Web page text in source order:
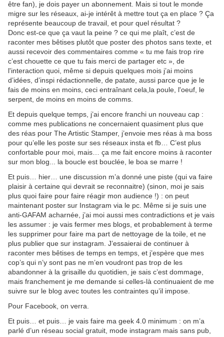
être fan), je dois payer un abonnement. Mais si tout le monde
migre sur les réseaux, ai-je intérêt à mettre tout ça en place ? Ça
représente beaucoup de travail, et pour quel résultat ?
Donc est-ce que ça vaut la peine ? ce qui me plaît, c’est de
raconter mes bêtises plutôt que poster des photos sans texte, et
aussi recevoir des commentaires comme « tu me fais trop rire
c’est chouette ce que tu fais merci de partager etc », de
l'interaction quoi, même si depuis quelques mois j’ai moins
d’idées, d’inspi rédactionnelle, de patate, aussi parce que je le
fais de moins en moins, ceci entraînant cela,la poule, l'oeuf, le
serpent, de moins en moins de comms.
Et depuis quelque temps, j’ai encore franchi un nouveau cap :
comme mes publications ne concernaient quasiment plus que
des réas pour The Artistic Stamper, j’envoie mes réas à ma boss
pour qu’elle les poste sur ses réseaux insta et fb… C’est plus
confortable pour moi, mais… ça me fait encore moins à raconter
sur mon blog... la boucle est bouclée, le boa se marre !
Et puis… hier… une discussion m’a donné une piste (qui va faire
plaisir à certaine qui devrait se reconnaitre) (sinon, moi je sais
plus quoi faire pour faire réagir mon audience !) : on peut
maintenant poster sur Instagram via le pc. Même si je suis une
anti-GAFAM acharnée, j’ai moi aussi mes contradictions et je vais
les assumer : je vais fermer mes blogs, et probablement à terme
les supprimer pour faire ma part de nettoyage de la toile, et ne
plus publier que sur instagram. J’essaierai de continuer à
raconter mes bêtises de temps en temps, et j’espère que mes
cop’s qui n’y sont pas ne m’en voudront pas trop de les
abandonner à la grisaille du quotidien, je sais c’est dommage,
mais franchement je me demande si celles-là continuaient de me
suivre sur le blog avec toutes les contraintes qu’il impose.
Pour Facebook, on verra.
Et puis… et puis… je vais faire ma geek 4.0 minimum : on m’a
parlé d’un réseau social gratuit, mode instagram mais sans pub,